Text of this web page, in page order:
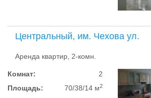
Центральный, им. Чехова ул.
Аренда квартир, 2-комн.
Комнат:
2
Площадь:
70/38/14 м2